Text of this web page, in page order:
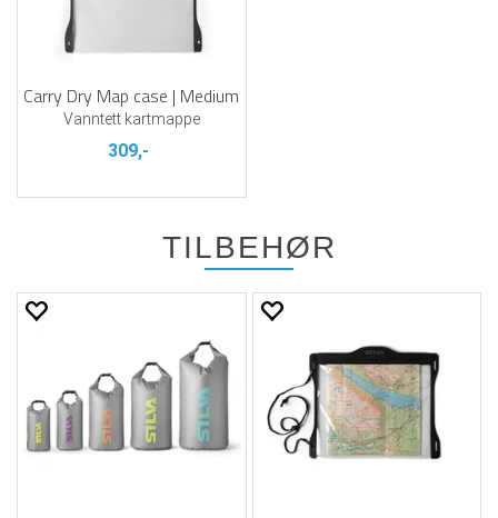
Carry Dry Map case | Medium
Vanntett kartmappe
309,-
TILBEHØR